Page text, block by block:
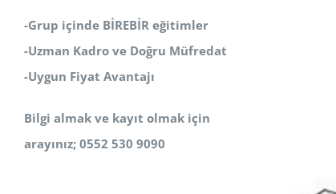
-Grup içinde BİREBİR eğitimler
-Uzman Kadro ve Doğru Müfredat
-Uygun Fiyat Avantajı
Bilgi almak ve kayıt olmak için
arayınız; 0552 530 9090